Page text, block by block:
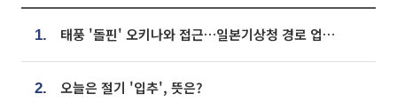
1. 태풍 '돌핀' 오키나와 접근…일본기상청 경로 업데이트
2. 오늘은 절기 '입추', 뜻은?